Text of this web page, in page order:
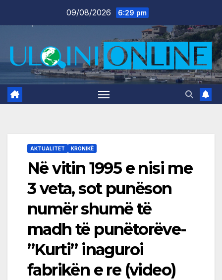
09/08/2026 6:29 pm
AKTUALITET KRONIKË
Në vitin 1995 e nisi me
3 veta, sot punëson
numër shumë të
madh të punëtorëve-
”Kurti” inaguroi
fabrikën e re (video)